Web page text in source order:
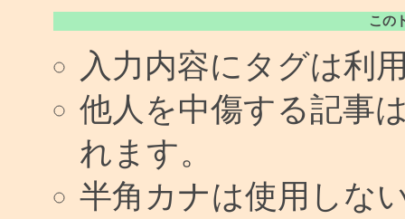
この
入力内容にタグは利
他人を中傷する記事
れます。
半角カナは使用しな